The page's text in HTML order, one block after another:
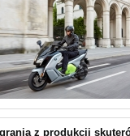
z produkcji